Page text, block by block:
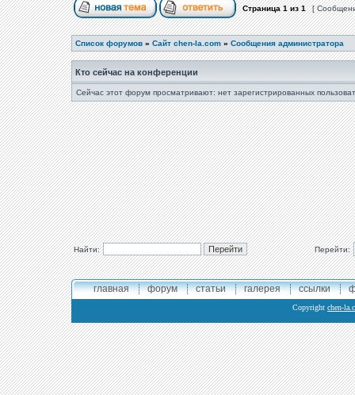
Страница1из1 [
Список форумов » Сайт chen-la.com » Сообщения администратора
Кто сейчас на конференции
Сейчас этот форум просматривают: нет зарегистрированных
Найти: Перейти:
главная форум статьи галерея ссылки
Copyright chen-